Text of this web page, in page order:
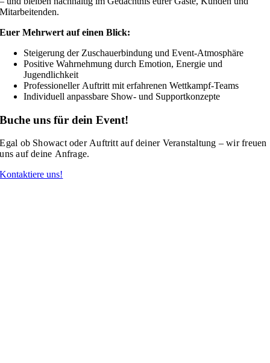
Mitarbeitenden.
Euer Mehrwert auf einen Blick:
Steigerung der Zuschauerbindung und Event-Atmosphäre
Positive Wahrnehmung durch Emotion, Energie und
Jugendlichkeit
Professioneller Auftritt mit erfahrenen Wettkampf-Teams
Individuell anpassbare Show- und Supportkonzepte
Buche uns für dein Event!
Egal ob Showact oder Auftritt auf deiner Veranstaltung – wir freuen
uns auf deine Anfrage.
Kontaktiere uns!